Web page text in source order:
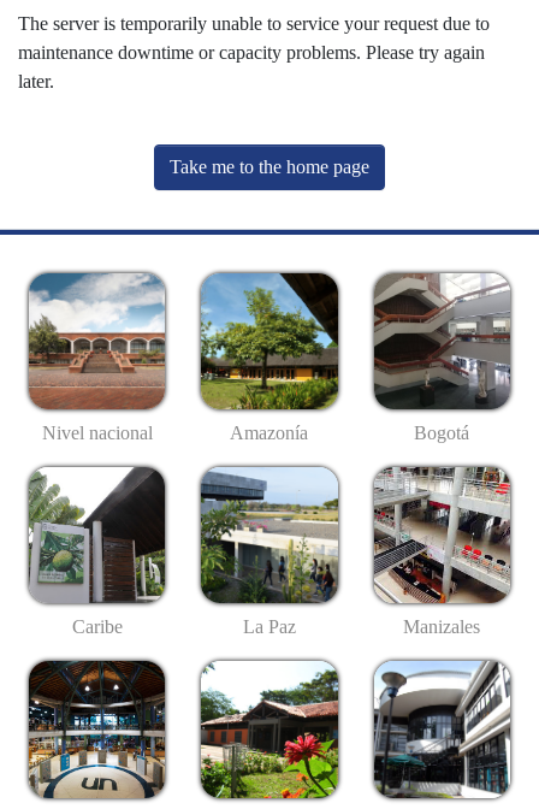
The server is temporarily unable to service your request due to
maintenance downtime or capacity problems. Please try again
later.
Take me to the home page
Nivel nacional Amazonía Bogotá
Caribe La Paz Manizales